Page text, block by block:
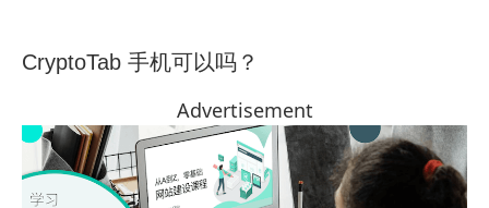
CryptoTab 手机可以吗？
Advertisement